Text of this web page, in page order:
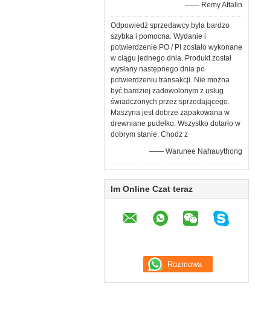
—— Remy Attalin
Odpowiedź sprzedawcy była bardzo
szybka i pomocna. Wydanie i
potwierdzenie PO / PI zostało wykonane
w ciągu jednego dnia. Produkt został
wysłany następnego dnia po
potwierdzeniu transakcji. Nie można
być bardziej zadowolonym z usług
świadczonych przez sprzedającego.
Maszyna jest dobrze zapakowana w
drewniane pudełko. Wszystko dotarło w
dobrym stanie. Chodz z
—— Warunee Nahauythong
Im Online Czat teraz